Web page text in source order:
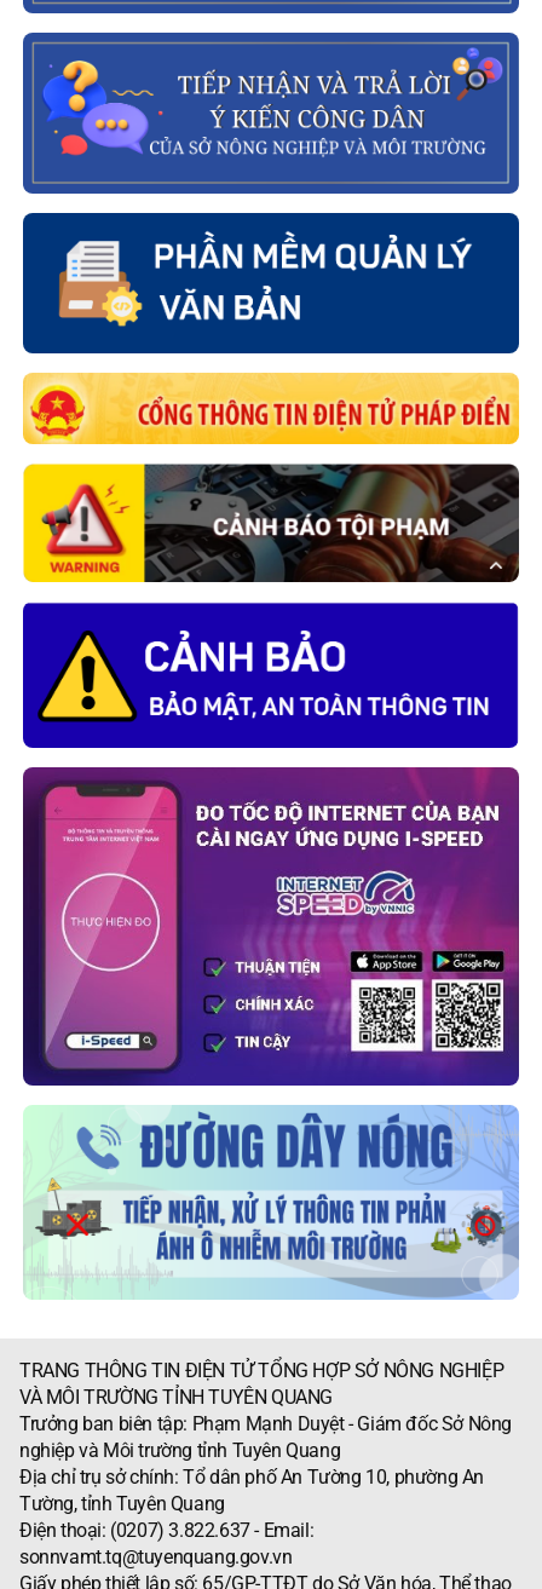
TRANG THÔNG TIN ĐIỆN TỬ TỔNG HỢP SỞ NÔNG NGHIỆP
VÀ MÔI TRƯỜNG TỈNH TUYÊN QUANG
Trưởng ban biên tập: Phạm Mạnh Duyệt - Giám đốc Sở Nông
nghiệp và Môi trường tỉnh Tuyên Quang
Địa chỉ trụ sở chính: Tổ dân phố An Tường 10, phường An
Tường, tỉnh Tuyên Quang
Điện thoại: (0207) 3.822.637 - Email:
sonnvamt.tq@tuyenquang.gov.vn
Giấy phép thiết lập số: 65/GP-TTĐT do Sở Văn hóa, Thể thao